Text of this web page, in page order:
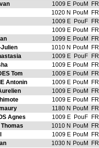
1009 E PouM
1020 N PouM
1009 E PouF
1009 E PouM
1099 E PouM
Julien 1010 N PouM
1009 E PouF
1009 E PouM
Tom 1009 E PouM
Antonin 1009 E PouM
1009 E PouM
1009 E PouM
1180 N PouM
Agnes 1009 E PouF
1010 N PouM
1009 E PouM
1030 N PouM